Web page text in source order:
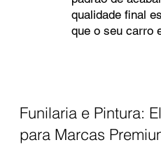
qualidade final
que o seu carro
Funilaria e Pintura:
para Marcas